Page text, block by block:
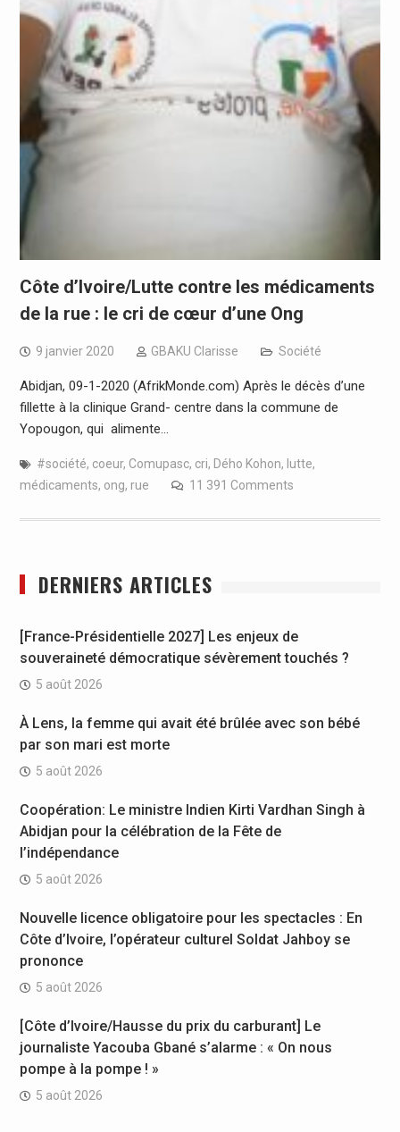
Côte d’Ivoire/Lutte contre les médicaments
de la rue : le cri de cœur d’une Ong
9 janvier 2020 GBAKU Clarisse Société
Abidjan, 09-1-2020 (AfrikMonde.com) Après le décès d’une
fillette à la clinique Grand- centre dans la commune de
Yopougon, qui alimente…
#société, coeur, Comupasc, cri, Dého Kohon, lutte,
médicaments, ong, rue 11 391 Comments
DERNIERS ARTICLES
[France-Présidentielle 2027] Les enjeux de
souveraineté démocratique sévèrement touchés ?
5 août 2026
À Lens, la femme qui avait été brûlée avec son bébé
par son mari est morte
5 août 2026
Coopération: Le ministre Indien Kirti Vardhan Singh à
Abidjan pour la célébration de la Fête de
l’indépendance
5 août 2026
Nouvelle licence obligatoire pour les spectacles : En
Côte d’Ivoire, l’opérateur culturel Soldat Jahboy se
prononce
5 août 2026
[Côte d’Ivoire/Hausse du prix du carburant] Le
journaliste Yacouba Gbané s’alarme : « On nous
pompe à la pompe ! »
5 août 2026